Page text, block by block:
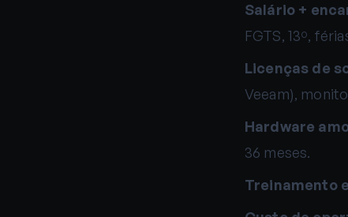
Salário +
FGTS, 13º,
Licenças de
Veeam),
Hardware
36 meses.
Treinamento